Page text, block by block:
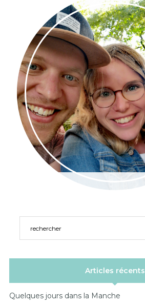
Articles récents
Quelques jours dans la Manche